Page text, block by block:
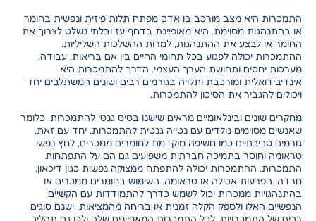
התמכרות היא מצב מורכב בו אדם מפתח תלות פיזית ונפשית בחומר
או בהתנהגות מסוימת. היא מאופיינת בדחף עז ובלתי נשלט לצרוך את
החומר או לבצע את ההתנהגות, למרות ההשלכות השליליות.
ההתמכרות יכולה לפגוע בכל תחומי החיים בין אם בריאות, עבודה,
מערכות יחסים ותחושת הערך העצמי. הדרך להתמכרות היא
אינדיבידואלית ומורכבת ותלויה בגורמים רבים ושונים המשתלבים יחד
ויכולים להגביר את הסיכון להתמכרות.
מחקרים שונים ובינלאומיים מראים שישנו בסיס גנטי להתמכרות, כלומר
שאנשים מסוימים נולדים עם נטייה גנטית להתמכרות. יחד עם זאת,
גורמים סביבתיים כמו חשיפה מוקדמת לחומרים ממכרים, לחץ נפשי,
טראומה וחוסר בתמיכה חברתית משפיעים גם הם על התפתחות
התמכרות. ההתמכרות יכולה להתפתח ממצוקה נפשית כגון דיכאון,
חרדה, הפרעות אכילה או טראומה. השימוש בחומרים ממכרים או
בהתנהגויות ממכרות יכול לשמש כדרך להתמודדות עם הקשיים
הנפשיים האלו ולספק הקלה זמנית או בריחה מהמציאות. ישנם סוגים